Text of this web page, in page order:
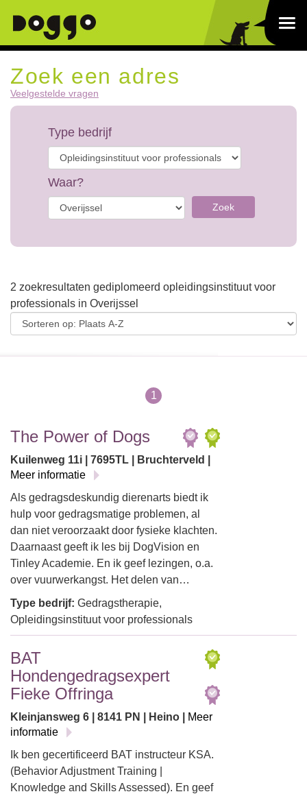
Zoek een adres
Veelgestelde vragen
Type bedrijf
Waar?
Zoek
2 zoekresultaten gediplomeerd opleidingsinstituut voor
professionals in Overijssel
1
The Power of Dogs
Kuilenweg 11i | 7695TL | Bruchterveld |
Meer informatie
Als gedragsdeskundig dierenarts biedt ik
hulp voor gedragsmatige problemen, al
dan niet veroorzaakt door fysieke klachten.
Daarnaast geeft ik les bij DogVision en
Tinley Academie. En ik geef lezingen, o.a.
over vuurwerkangst. Het delen van…
Type bedrijf: Gedragstherapie,
Opleidingsinstituut voor professionals
BAT
Hondengedragsexpert
Fieke Offringa
Kleinjansweg 6 | 8141 PN | Heino |
Meer
informatie
Ik ben gecertificeerd BAT instructeur KSA.
(Behavior Adjustment Training |
Knowledge and Skills Assessed). En geef